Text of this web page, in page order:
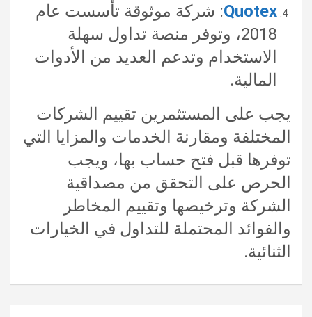
Quotex: شركة موثوقة تأسست عام
2018، وتوفر منصة تداول سهلة
الاستخدام وتدعم العديد من الأدوات
المالية.
يجب على المستثمرين تقييم الشركات
المختلفة ومقارنة الخدمات والمزايا التي
توفرها قبل فتح حساب بها، ويجب
الحرص على التحقق من مصداقية
الشركة وترخيصها وتقييم المخاطر
والفوائد المحتملة للتداول في الخيارات
الثنائية.